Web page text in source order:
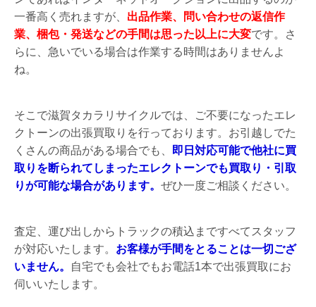
一番高く売れますが、 出品作業、問い合わせの返信作
業、梱包・発送などの手間は思った以上に大変です。さ
らに、急いでいる場合は作業する時間はありませんよ
ね。
そこで滋賀タカラリサイクルでは、ご不要になったエレ
クトーンの出張買取りを行っております。お引越しでた
くさんの商品がある場合でも、
即日対応可能で他社に買
取りを断られてしまったエレクトーンでも買取り・引取
りが可能な場合があります。 ぜひ一度ご相談ください。
査定、運び出しからトラックの積込まですべてスタッフ
が対応いたします。 お客様が手間をとることは一切ござ
いません。
自宅でも会社でもお電話1本で出張買取にお
伺いいたします。